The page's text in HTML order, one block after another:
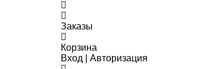
Заказы
Корзина
Вход | Авторизация